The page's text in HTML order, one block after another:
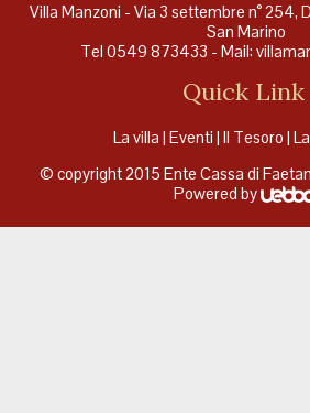
Villa Manzoni - Via 3 settembre n° 254,
San Marino
Tel 0549 873433 - Mail:
Quick Link
La villa | Eventi | Il Tesoro |
© copyright 2015 Ente Cassa di
Powered by